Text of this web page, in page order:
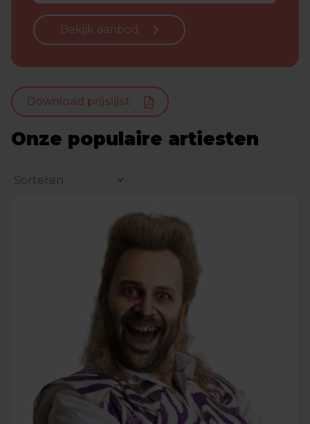
Bekijk aanbod
Download prijslijst
Onze populaire artiesten